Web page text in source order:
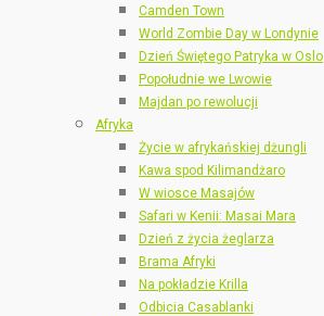
Camden Town
World Zombie Day w Londynie
Dzień Świętego Patryka w Oslo
Popołudnie we Lwowie
Majdan po rewolucji
Afryka
Życie w afrykańskiej dżungli
Kawa spod Kilimandżaro
W wiosce Masajów
Safari w Kenii: Masai Mara
Dzień z życia żeglarza
Brama Afryki
Na pokładzie Krilla
Odbicia Casablanki